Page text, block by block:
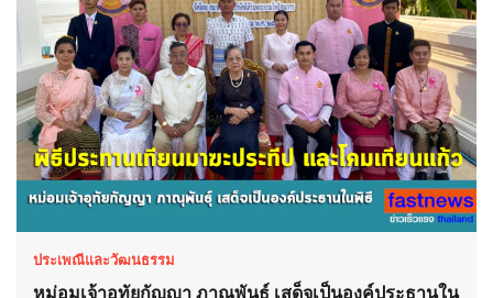
ประเพณีและวัฒนธรรม
หม่อมเจ้าอุทัยกัญญา ภาณุพันธุ์ เสด็จเป็นองค์ประธานใน